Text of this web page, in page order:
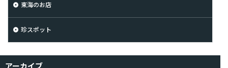
東海のお店
珍スポット
アーカイブ